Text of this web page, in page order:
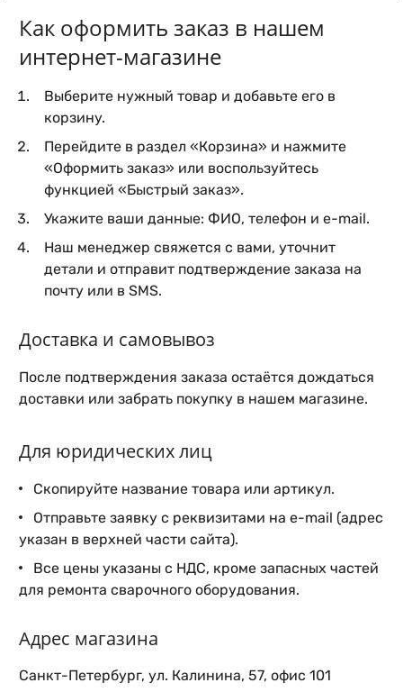
Как оформить заказ в нашем
интернет-магазине
Выберите нужный товар и добавьте его в
корзину.
Перейдите в раздел «Корзина» и нажмите
«Оформить заказ» или воспользуйтесь
функцией «Быстрый заказ».
Укажите ваши данные: ФИО, телефон и e-mail.
Наш менеджер свяжется с вами, уточнит
детали и отправит подтверждение заказа на
почту или в SMS.
Доставка и самовывоз
После подтверждения заказа остаётся дождаться
доставки или забрать покупку в нашем магазине.
Для юридических лиц
Скопируйте название товара или артикул.
Отправьте заявку с реквизитами на e-mail (адрес
указан в верхней части сайта).
Все цены указаны с НДС, кроме запасных частей
для ремонта сварочного оборудования.
Адрес магазина
Санкт-Петербург, ул. Калинина, 57, офис 101